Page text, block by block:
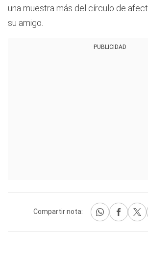
una muestra más del círculo de
su amigo.
PUBLICIDAD
Compartir nota: